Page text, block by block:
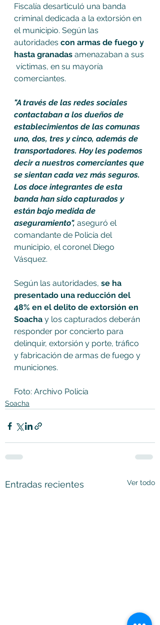
Fiscalía desarticuló una banda
criminal dedicada a la extorsión en
el municipio. Según las
autoridades con armas de fuego y
hasta granadas amenazaban a sus
víctimas, en su mayoría
comerciantes.
"A través de las redes sociales
contactaban a los dueños de
establecimientos de las comunas
uno, dos, tres y cinco, además de
transportadores. Hoy les podemos
decir a nuestros comerciantes que
se sientan cada vez más seguros.
Los doce integrantes de esta
banda han sido capturados y
están bajo medida de
aseguramiento", aseguró el
comandante de Policía del
municipio, el coronel Diego
Vásquez.
Según las autoridades, se ha
presentado una reducción del
48% en el delito de extorsión en
Soacha y los capturados deberán
responder por concierto para
delinquir, extorsión y porte, tráfico
y fabricación de armas de fuego y
municiones.
Foto: Archivo Policía
Soacha
Entradas recientes Ver todo